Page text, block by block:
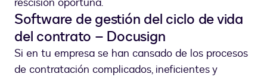
Software de gestión del ciclo de vida
del contrato – Docusign
Si en tu empresa se han cansado de los procesos
de contratación complicados, ineficientes y